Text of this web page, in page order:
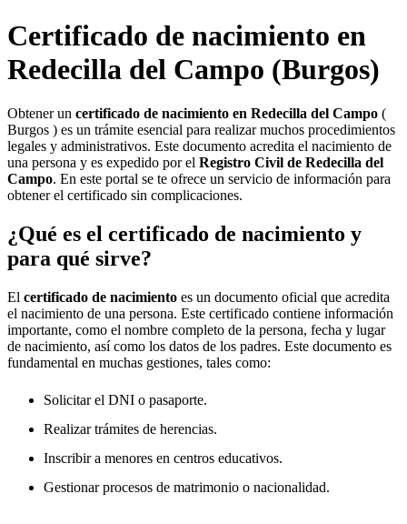
Certificado de nacimiento en
Redecilla del Campo (Burgos)
Obtener un certificado de nacimiento en Redecilla del Campo (
Burgos ) es un trámite esencial para realizar muchos procedimientos
legales y administrativos. Este documento acredita el nacimiento de
una persona y es expedido por el Registro Civil de Redecilla del
Campo. En este portal se te ofrece un servicio de información para
obtener el certificado sin complicaciones.
¿Qué es el certificado de nacimiento y
para qué sirve?
El certificado de nacimiento es un documento oficial que acredita
el nacimiento de una persona. Este certificado contiene información
importante, como el nombre completo de la persona, fecha y lugar
de nacimiento, así como los datos de los padres. Este documento es
fundamental en muchas gestiones, tales como:
Solicitar el DNI o pasaporte.
Realizar trámites de herencias.
Inscribir a menores en centros educativos.
Gestionar procesos de matrimonio o nacionalidad.